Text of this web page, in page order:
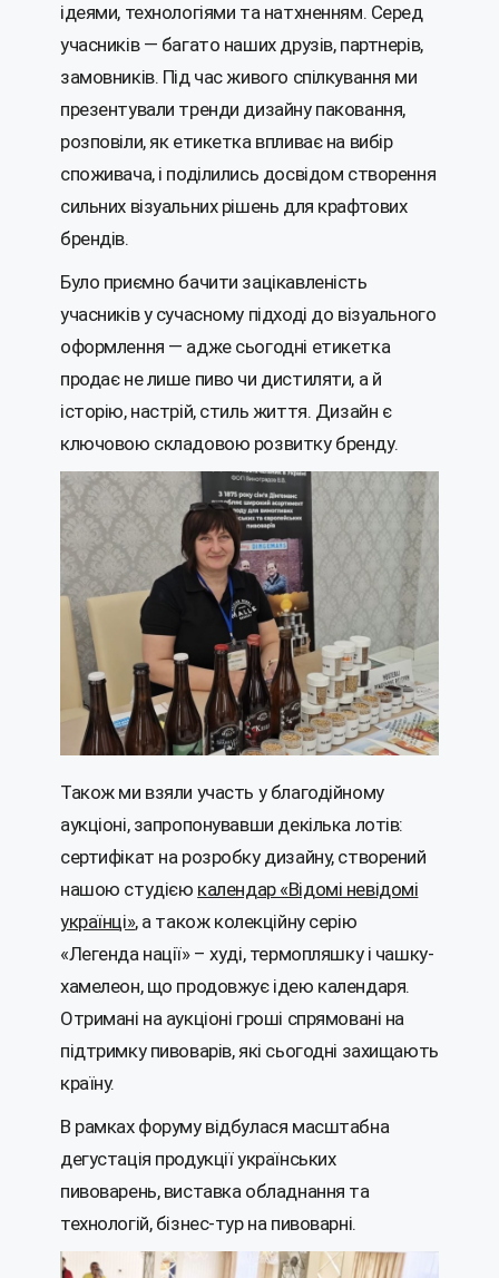
ідеями, технологіями та натхненням. Серед
учасників — багато наших друзів, партнерів,
замовників. Під час живого спілкування ми
презентували тренди дизайну паковання,
розповіли, як етикетка впливає на вибір
споживача, і поділились досвідом створення
сильних візуальних рішень для крафтових
брендів.
Було приємно бачити зацікавленість
учасників у сучасному підході до візуального
оформлення — адже сьогодні етикетка
продає не лише пиво чи дистиляти, а й
історію, настрій, стиль життя. Дизайн є
ключовою складовою розвитку бренду.
Також ми взяли участь у благодійному
аукціоні, запропонувавши декілька лотів:
сертифікат на розробку дизайну, створений
нашою студією календар «Відомі невідомі
українці», а також колекційну серію
«Легенда нації» – худі, термопляшку і чашку-
хамелеон, що продовжує ідею календаря.
Отримані на аукціоні гроші спрямовані на
підтримку пивоварів, які сьогодні захищають
країну.
В рамках форуму відбулася масштабна
дегустація продукції українських
пивоварень, виставка обладнання та
технологій, бізнес-тур на пивоварні.